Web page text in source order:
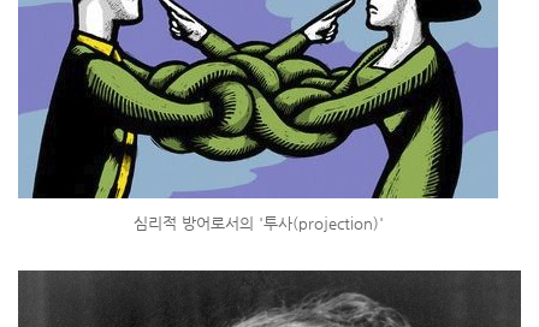
심리적 방어로서의 '투사(projection)'